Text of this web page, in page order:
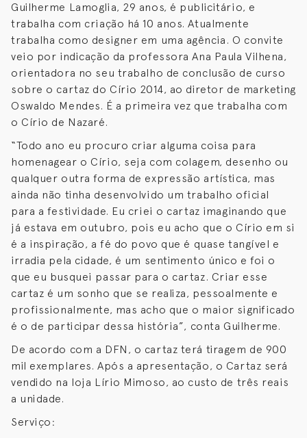
Guilherme Lamoglia, 29 anos, é publicitário, e
trabalha com criação há 10 anos. Atualmente
trabalha como designer em uma agência. O convite
veio por indicação da professora Ana Paula Vilhena,
orientadora no seu trabalho de conclusão de curso
sobre o cartaz do Círio 2014, ao diretor de marketing
Oswaldo Mendes. É a primeira vez que trabalha com
o Círio de Nazaré.
“Todo ano eu procuro criar alguma coisa para
homenagear o Círio, seja com colagem, desenho ou
qualquer outra forma de expressão artística, mas
ainda não tinha desenvolvido um trabalho oficial
para a festividade. Eu criei o cartaz imaginando que
já estava em outubro, pois eu acho que o Círio em si
é a inspiração, a fé do povo que é quase tangível e
irradia pela cidade, é um sentimento único e foi o
que eu busquei passar para o cartaz. Criar esse
cartaz é um sonho que se realiza, pessoalmente e
profissionalmente, mas acho que o maior significado
é o de participar dessa história”, conta Guilherme.
De acordo com a DFN, o cartaz terá tiragem de 900
mil exemplares. Após a apresentação, o Cartaz será
vendido na loja Lírio Mimoso, ao custo de três reais
a unidade.
Serviço: